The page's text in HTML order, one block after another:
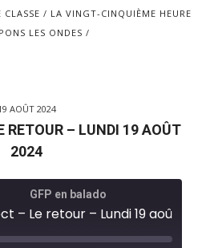
i
n
CLASSE
LA VINGT-CINQUIÈME HEURE
LES ONDES
AOÛT 2024
RETOUR – LUNDI 19 AOÛT
2024
GFP en balado